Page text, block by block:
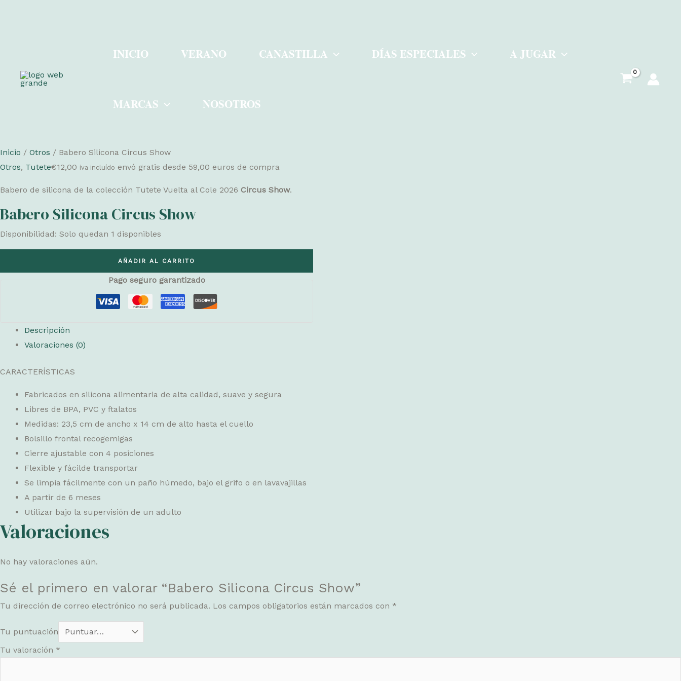
INICIO VERANO CANASTILLA DÍAS ESPECIALES A JUGAR
MARCAS NOSOTROS
Inicio / Otros / Babero Silicona Circus Show
Otros, Tutete€12,00 iva incluído envó gratis desde 59,00 euros de compra
Babero de silicona de la colección Tutete Vuelta al Cole 2026 Circus Show.
Babero Silicona Circus Show
Disponibilidad: Solo quedan 1 disponibles
Silicona
AÑADIR AL CARRITO
Pago seguro garantizado
Descripción
Valoraciones (0)
CARACTERÍSTICAS
Fabricados en silicona alimentaria de alta calidad, suave y segura
Libres de BPA, PVC y ftalatos
Medidas: 23,5 cm de ancho x 14 cm de alto hasta el cuello
Bolsillo frontal recogemigas
Cierre ajustable con 4 posiciones
Flexible y fácilde transportar
Se limpia fácilmente con un paño húmedo, bajo el grifo o en lavavajillas
A partir de 6 meses
Utilizar bajo la supervisión de un adulto
Valoraciones
No hay valoraciones aún.
Sé el primero en valorar “Babero Silicona Circus Show”
Tu dirección de correo electrónico no será publicada. Los campos obligatorios están marcados con *
Tu puntuación
Tu valoración *